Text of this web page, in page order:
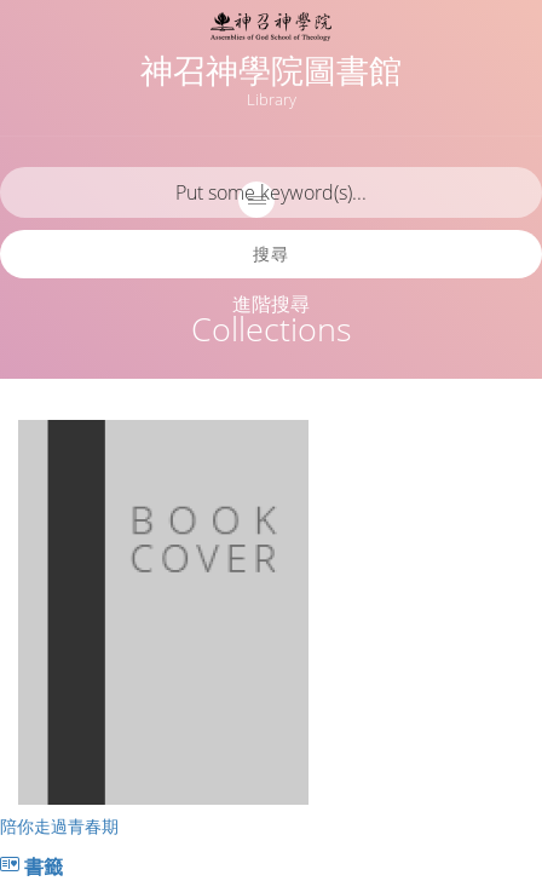
神召神學院圖書館
Library
Collections
搜尋
進階搜尋
陪你走過青春期
書籤